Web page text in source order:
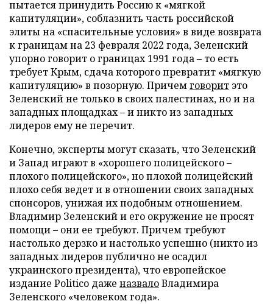
пытается принудить Россию к «мягкой
капитуляции», соблазнить часть российской
элиты на «спасительные условия» в виде возврата
к границам на 23 февраля 2022 года, Зеленский
упорно говорит о границах 1991 года – то есть
требует Крым, сдача которого превратит «мягкую
капитуляцию» в позорную. Причемговорит это
Зеленский не только в своих палестинах, но и на
западных площадках – и никто из западных
лидеров ему не перечит.
Конечно, эксперты могут сказать, что Зеленский
и Запад играют в «хорошего полицейского –
плохого полицейского», но плохой полицейский
плохо себя ведет и в отношении своих западных
спонсоров, унижая их подобным отношением.
Владимир Зеленский и его окружение не просят
помощи – они ее требуют. Причем требуют
настолько дерзко и настолько успешно (никто из
западных лидеров публично не осадил
украинского президента), что европейское
издание Politico даже назвалоВладимира
Зеленского «человеком года».